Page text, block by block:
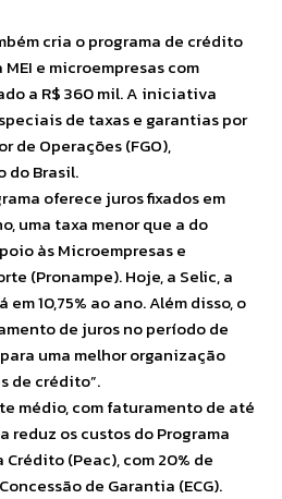
cria o programa de crédito
e microempresas com
a R$ 360 mil. A iniciativa
de taxas e garantias por
de Operações (FGO),
do Brasil.
oferece juros fixados em
uma taxa menor que a do
às Microempresas e
(Pronampe). Hoje, a Selic, a
10,75% ao ano. Além disso, o
de juros no período de
uma melhor organização
de crédito”.
médio, com faturamento de até
reduz os custos do Programa
(Peac), com 20% de
de Garantia (ECG).